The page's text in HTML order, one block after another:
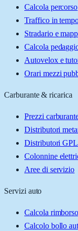
Calcola percorso
Traffico in
Stradario e
Calcola
Autovelox e
Orari mezzi
Carburante & ricarica
Prezzi
Distributori
Distributori GPL
Colonnine
Aree di servizio
Servizi auto
Calcola
Calcolo bollo